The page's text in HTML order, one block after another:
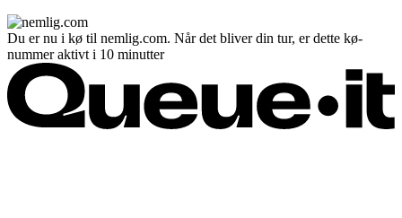
Du er nu i kø til nemlig.com. Når det bliver din tur, er dette kø-
nummer aktivt i 10 minutter